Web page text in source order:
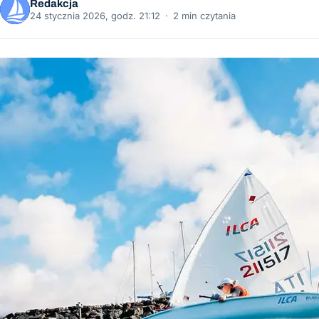
Redakcja
24 stycznia 2026, godz. 21:12 · 2 min czytania